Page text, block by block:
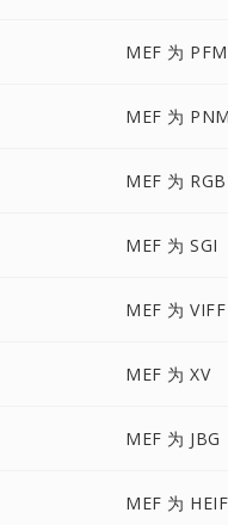
MEF 为 PFM
MEF 为
MEF 为 RGB
MEF 为 SGI
MEF 为 VIFF
MEF 为 XV
MEF 为 JBG
MEF 为 HEIF